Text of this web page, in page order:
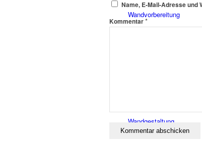
Wandvorbereitung
Wandgestaltung
Name, E-Mail-Adresse
Kommentar*